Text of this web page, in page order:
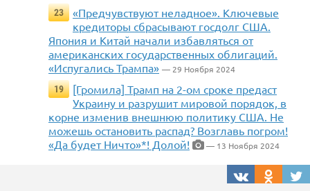
23
«Предчувствуют неладное». Ключевые
кредиторы сбрасывают госдолг США.
Япония и Китай начали избавляться от
американских государственных облигаций.
«Испугались Трампа» — 29 Ноября 2024
19
[Громила] Трамп на 2-ом сроке предаст
Украину и разрушит мировой порядок, в
корне изменив внешнюю политику США. Не
можешь остановить распад? Возглавь погром!
«Да будет Ничто»*! Долой!
— 13 Ноября 2024